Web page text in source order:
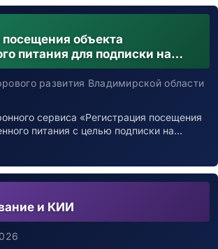
посещения объекта
питания для подписки на
о возможном контакте с
коронавирусной
развития Владимирской области
сервиса «Регистрация посещения
питания с целью подписки на…
и КИИ